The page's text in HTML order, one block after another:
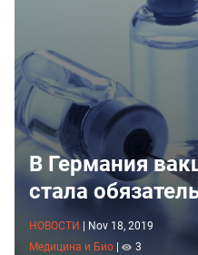
В Германия
стала
НОВОСТИ
Nov 18, 2019
Медицина и Био
3